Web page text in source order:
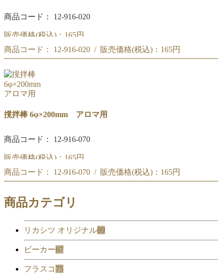
商品コード： 12-916-020
販売価格(税込)： 165円
撹拌棒 5φ×150mm アロマ用
商品コード： 12-916-020 / 販売価格(税込)： 165円
撹拌棒 5φ×150mm アロマ用
撹拌棒 6φ×200mm アロマ用
商品コード： 12-916-070
販売価格(税込)： 165円
撹拌棒 6φ×200mm アロマ用
商品コード： 12-916-070 / 販売価格(税込)： 165円
商品カテゴリ
リカシツ オリジナル89
ビーカー67
フラスコ 75